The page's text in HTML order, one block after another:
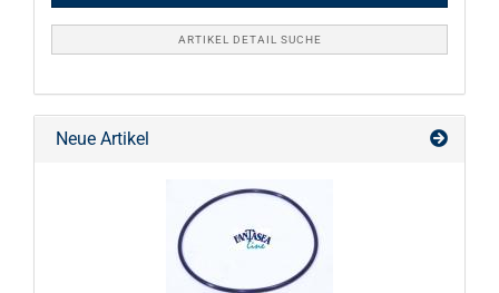
ARTIKEL DETAIL SUCHE
Neue Artikel